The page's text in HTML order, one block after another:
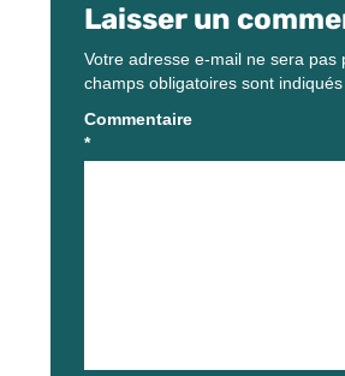
Laisser un
Votre adresse e-mail ne sera pas
champs obligatoires sont
Commentaire
*